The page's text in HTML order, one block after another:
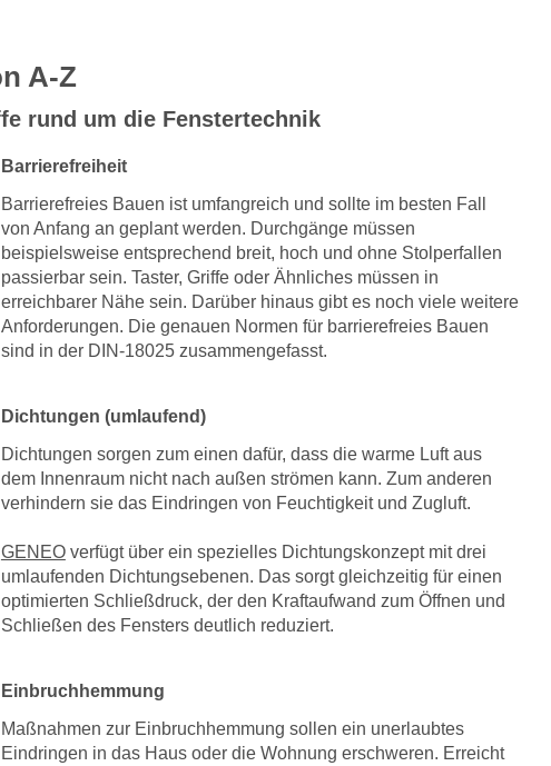
A-Z
rund um die Fenstertechnik
Barrierefreiheit
Barrierefreies Bauen ist umfangreich und sollte im besten Fall
von Anfang an geplant werden. Durchgänge müssen
beispielsweise entsprechend breit, hoch und ohne Stolperfallen
passierbar sein. Taster, Griffe oder Ähnliches müssen in
erreichbarer Nähe sein. Darüber hinaus gibt es noch viele weitere
Anforderungen. Die genauen Normen für barrierefreies Bauen
sind in der DIN-18025 zusammengefasst.
Dichtungen (umlaufend)
Dichtungen sorgen zum einen dafür, dass die warme Luft aus
dem Innenraum nicht nach außen strömen kann. Zum anderen
verhindern sie das Eindringen von Feuchtigkeit und Zugluft.
GENEOverfügt über ein spezielles Dichtungskonzept mit drei
umlaufenden Dichtungsebenen. Das sorgt gleichzeitig für einen
optimierten Schließdruck, der den Kraftaufwand zum Öffnen und
Schließen des Fensters deutlich reduziert.
Einbruchhemmung
Maßnahmen zur Einbruchhemmung sollen ein unerlaubtes
Eindringen in das Haus oder die Wohnung erschweren. Erreicht